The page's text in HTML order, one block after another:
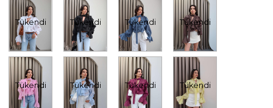
Tükendi Tükendi Tükendi Tükendi
Tükendi Tükendi Tükendi Tükendi